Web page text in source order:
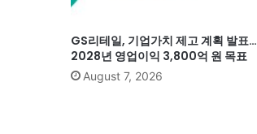
GS리테일, 기업가치 제고 계획 발표…
2028년 영업이익 3,800억 원 목표
August 7, 2026